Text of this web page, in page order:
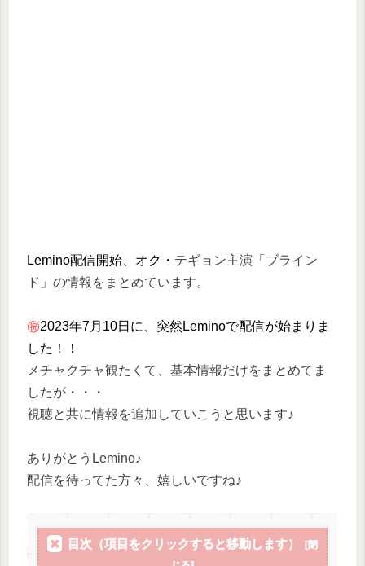
Lemino配信開始、オク・ テギョン主演「ブライン
ド」の情報をまとめています。
㊗2023年7月10日に、突然Leminoで配信が始まりま
した！！
メチャクチャ観たくて、基本情報だけをまとめてま
したが・・・
視聴と共に情報を追加していこうと思います♪
ありがとうLemino♪
配信を待ってた方々、嬉しいですね♪
目次（項目をクリックすると移動します）